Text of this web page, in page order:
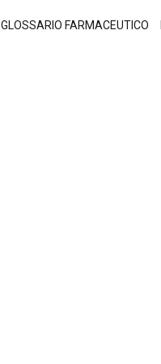
GLOSSARIO FARMACEUTICO